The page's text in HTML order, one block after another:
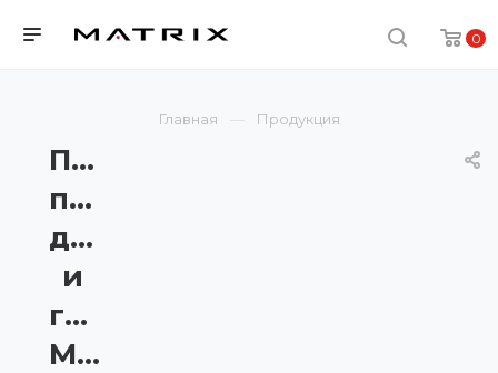
0
Главная Продукция
Подставка
под
диски
и
грифы
Matrix